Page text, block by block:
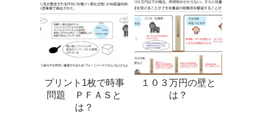
プリント1枚で時事
問題 ＰＦＡＳと
は？
１０３万円の壁と
は？